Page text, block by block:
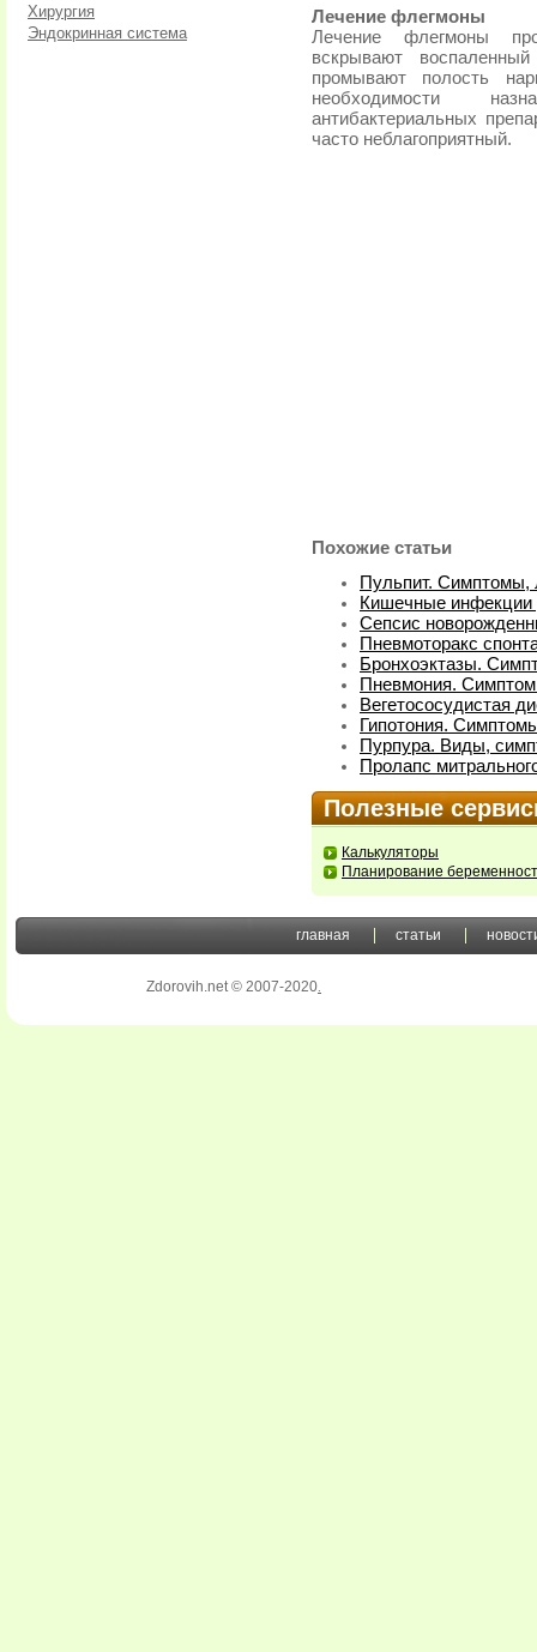
Хирургия
Эндокринная система
Лечение флегмоны
Лечение флегмоны
вскрывают
промывают полость
необходимости
антибактериальных
часто неблагоприятный.
Похожие статьи
Пульпит. Симптомы,
Кишечные инфекции
Сепсис
Пневмоторакс
Бронхоэктазы.
Пневмония.
Вегетососудистая
Гипотония.
Пурпура. Виды,
Пролапс
Полезные
Калькуляторы
Планирование
главная статьи
Zdorovih.net © 2007-2020